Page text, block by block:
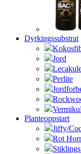
Dyrkingssubstrat
Jord
Perlite
Planteoppstart
Jiffy/
Rot